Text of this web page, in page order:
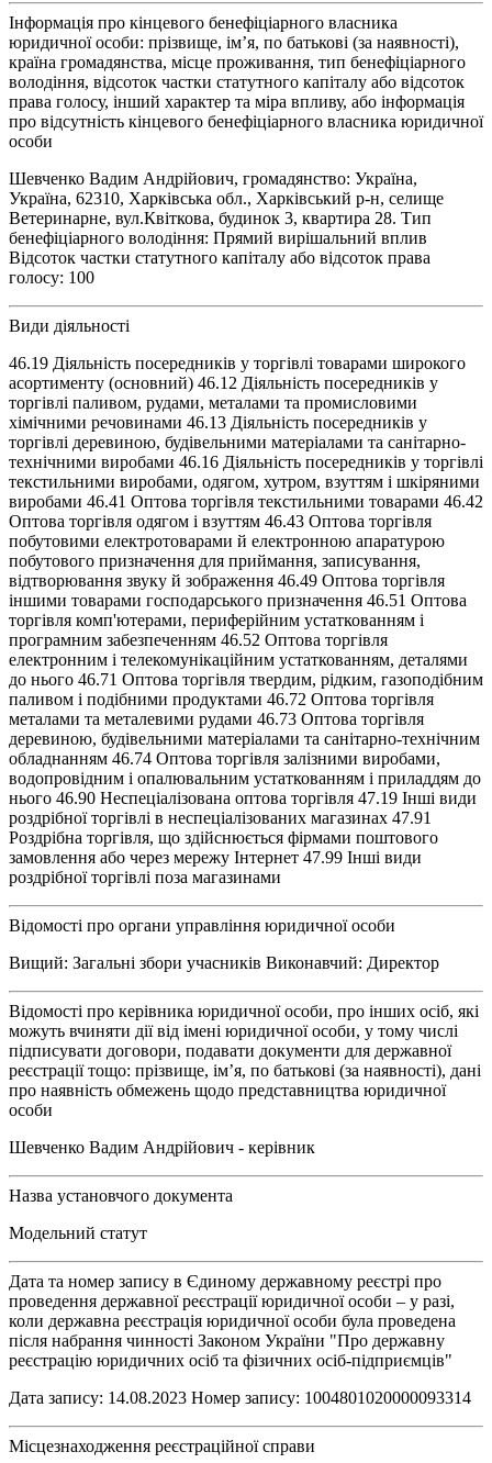
Інформація про кінцевого бенефіціарного власника
юридичної особи: прізвище, ім’я, по батькові (за наявності),
країна громадянства, місце проживання, тип бенефіціарного
володіння, відсоток частки статутного капіталу або відсоток
права голосу, інший характер та міра впливу, або інформація
про відсутність кінцевого бенефіціарного власника юридичної
особи
Шевченко Вадим Андрійович, громадянство: Україна,
Україна, 62310, Харківська обл., Харківський р-н, селище
Ветеринарне, вул.Квіткова, будинок 3, квартира 28. Тип
бенефіціарного володіння: Прямий вирішальний вплив
Відсоток частки статутного капіталу або відсоток права
голосу: 100
Види діяльності
46.19 Діяльність посередників у торгівлі товарами широкого
асортименту (основний) 46.12 Діяльність посередників у
торгівлі паливом, рудами, металами та промисловими
хімічними речовинами 46.13 Діяльність посередників у
торгівлі деревиною, будівельними матеріалами та санітарно-
технічними виробами 46.16 Діяльність посередників у торгівлі
текстильними виробами, одягом, хутром, взуттям і шкіряними
виробами 46.41 Оптова торгівля текстильними товарами 46.42
Оптова торгівля одягом і взуттям 46.43 Оптова торгівля
побутовими електротоварами й електронною апаратурою
побутового призначення для приймання, записування,
відтворювання звуку й зображення 46.49 Оптова торгівля
іншими товарами господарського призначення 46.51 Оптова
торгівля комп'ютерами, периферійним устаткованням і
програмним забезпеченням 46.52 Оптова торгівля
електронним і телекомунікаційним устаткованням, деталями
до нього 46.71 Оптова торгівля твердим, рідким, газоподібним
паливом і подібними продуктами 46.72 Оптова торгівля
металами та металевими рудами 46.73 Оптова торгівля
деревиною, будівельними матеріалами та санітарно-технічним
обладнанням 46.74 Оптова торгівля залізними виробами,
водопровідним і опалювальним устаткованням і приладдям до
нього 46.90 Неспеціалізована оптова торгівля 47.19 Інші види
роздрібної торгівлі в неспеціалізованих магазинах 47.91
Роздрібна торгівля, що здійснюється фірмами поштового
замовлення або через мережу Інтернет 47.99 Інші види
роздрібної торгівлі поза магазинами
Відомості про органи управління юридичної особи
Вищий: Загальні збори учасників Виконавчий: Директор
Відомості про керівника юридичної особи, про інших осіб, які
можуть вчиняти дії від імені юридичної особи, у тому числі
підписувати договори, подавати документи для державної
реєстрації тощо: прізвище, ім’я, по батькові (за наявності), дані
про наявність обмежень щодо представництва юридичної
особи
Шевченко Вадим Андрійович - керівник
Назва установчого документа
Модельний статут
Дата та номер запису в Єдиному державному реєстрі про
проведення державної реєстрації юридичної особи – у разі,
коли державна реєстрація юридичної особи була проведена
після набрання чинності Законом України "Про державну
реєстрацію юридичних осіб та фізичних осіб-підприємців"
Дата запису: 14.08.2023 Номер запису: 1004801020000093314
Місцезнаходження реєстраційної справи